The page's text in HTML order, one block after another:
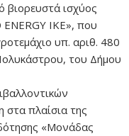
βιορευστά ισχύος
ENERGY IKE», που
υπ. αριθ. 480
του Δήμου
πλαίσια της
«Μονάδας